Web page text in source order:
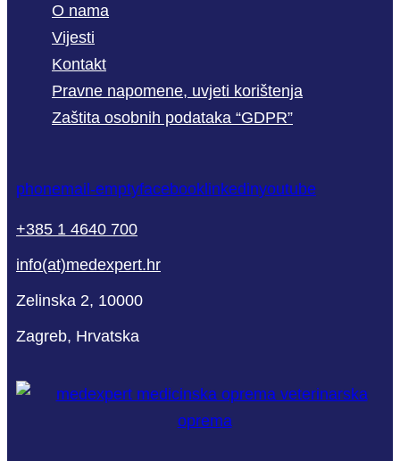
O nama
Vijesti
Kontakt
Pravne napomene, uvjeti korištenja
Zaštita osobnih podataka “GDPR”
phonemail-emptyfacebooklinkedinyoutube
+385 1 4640 700
info(at)medexpert.hr
Zelinska 2, 10000
Zagreb, Hrvatska